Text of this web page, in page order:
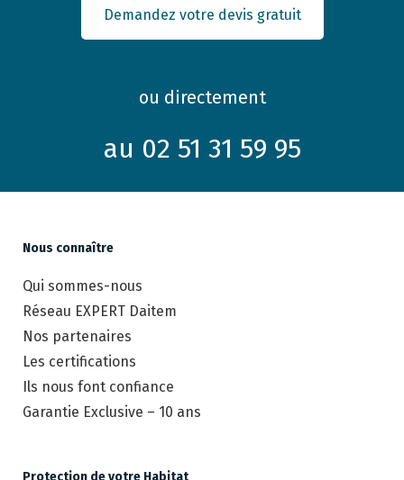
Demandez votre devis gratuit
ou directement
au 02 51 31 59 95
Nous connaître
Qui sommes-nous
Réseau EXPERT Daitem
Nos partenaires
Les certifications
Ils nous font confiance
Garantie Exclusive – 10 ans
Protection de votre Habitat